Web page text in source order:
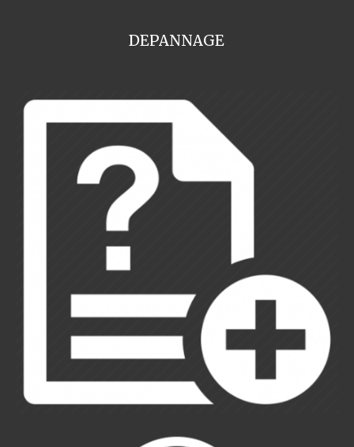
DEPANNAGE